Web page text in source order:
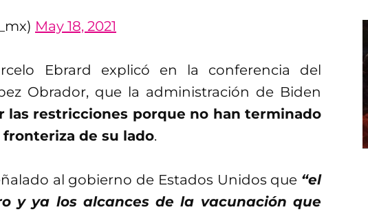
May 18, 2021
Ebrard explicó en la conferencia del
Obrador, que la administración de Biden
las restricciones porque no han terminado
de su lado.
al gobierno de Estados Unidos que “el
y ya los alcances de la vacunación que